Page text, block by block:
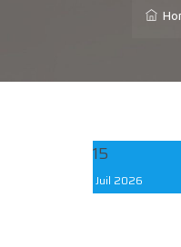
15
Juil 2026